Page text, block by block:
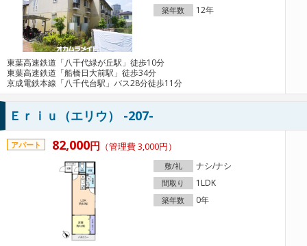
築年数 12年
東葉高速鉄道「八千代緑が丘駅」徒歩10分
東葉高速鉄道「船橋日大前駅」徒歩34分
京成電鉄本線「八千代台駅」バス28分徒歩11分
Ｅｒｉｕ（エリウ） -207-
アパート 82,000円 （管理費 3,000円）
敷/礼 ナシ/ナシ
間取り 1LDK
築年数 0年